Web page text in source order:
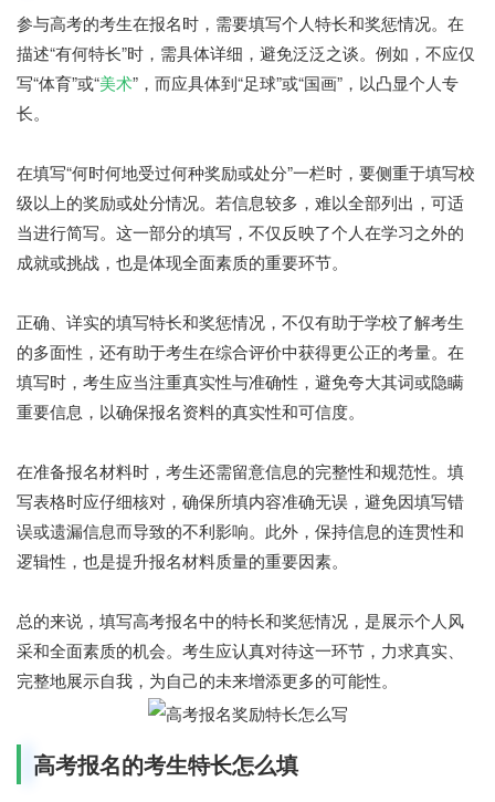
参与高考的考生在报名时，需要填写个人特长和奖惩情况。在
描述“有何特长”时，需具体详细，避免泛泛之谈。例如，不应仅
写“体育”或“美术”，而应具体到“足球”或“国画”，以凸显个人专
长。
在填写“何时何地受过何种奖励或处分”一栏时，要侧重于填写校
级以上的奖励或处分情况。若信息较多，难以全部列出，可适
当进行简写。这一部分的填写，不仅反映了个人在学习之外的
成就或挑战，也是体现全面素质的重要环节。
正确、详实的填写特长和奖惩情况，不仅有助于学校了解考生
的多面性，还有助于考生在综合评价中获得更公正的考量。在
填写时，考生应当注重真实性与准确性，避免夸大其词或隐瞒
重要信息，以确保报名资料的真实性和可信度。
在准备报名材料时，考生还需留意信息的完整性和规范性。填
写表格时应仔细核对，确保所填内容准确无误，避免因填写错
误或遗漏信息而导致的不利影响。此外，保持信息的连贯性和
逻辑性，也是提升报名材料质量的重要因素。
总的来说，填写高考报名中的特长和奖惩情况，是展示个人风
采和全面素质的机会。考生应认真对待这一环节，力求真实、
完整地展示自我，为自己的未来增添更多的可能性。
高考报名的考生特长怎么填